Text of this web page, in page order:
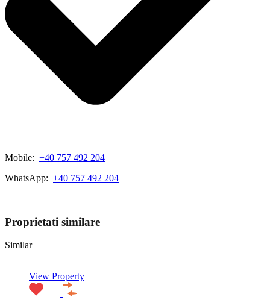
Mobile: +40 757 492 204
WhatsApp: +40 757 492 204
Proprietati similare
Similar
View Property